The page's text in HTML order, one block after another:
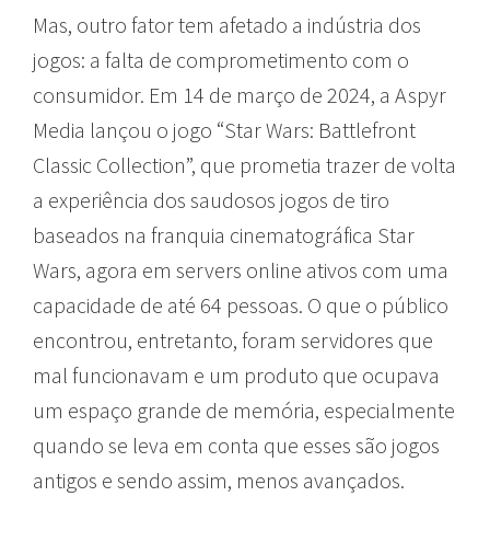
Mas, outro fator tem afetado a indústria dos
jogos: a falta de comprometimento com o
consumidor. Em 14 de março de 2024, a Aspyr
Media lançou o jogo “Star Wars: Battlefront
Classic Collection”, que prometia trazer de volta
a experiência dos saudosos jogos de tiro
baseados na franquia cinematográfica Star
Wars, agora em servers online ativos com uma
capacidade de até 64 pessoas. O que o público
encontrou, entretanto, foram servidores que
mal funcionavam e um produto que ocupava
um espaço grande de memória, especialmente
quando se leva em conta que esses são jogos
antigos e sendo assim, menos avançados.